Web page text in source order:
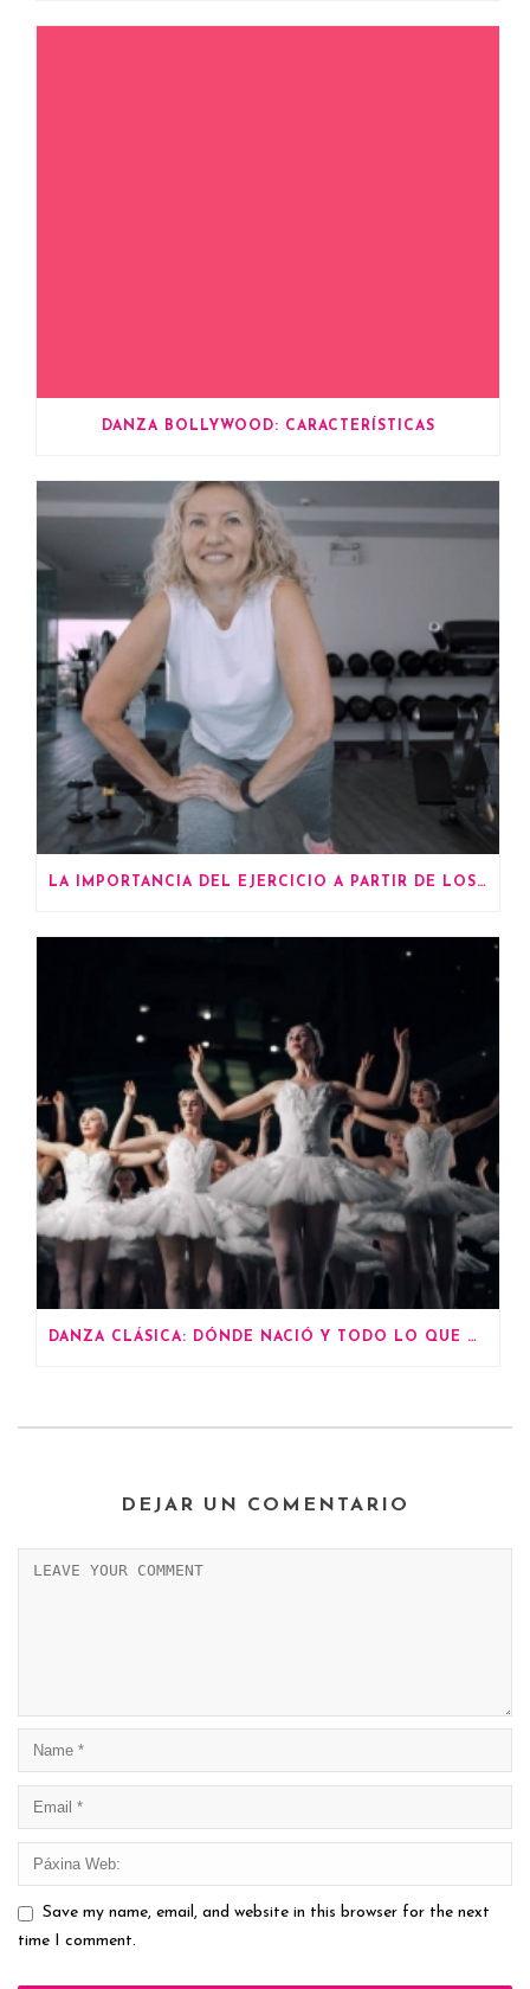
DANZA BOLLYWOOD: CARACTERÍSTICAS
LA IMPORTANCIA DEL EJERCICIO A PARTIR DE LOS 60 AÑOS
DANZA CLÁSICA: DÓNDE NACIÓ Y TODO LO QUE DEBES SABER
DEJAR UN COMENTARIO
Save my name, email, and website in this browser for the next
time I comment.